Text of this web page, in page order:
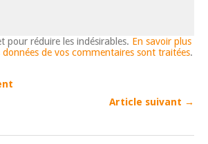
pour réduire les indésirables. En savoir plus
de vos commentaires sont traitées.
Article suivant →